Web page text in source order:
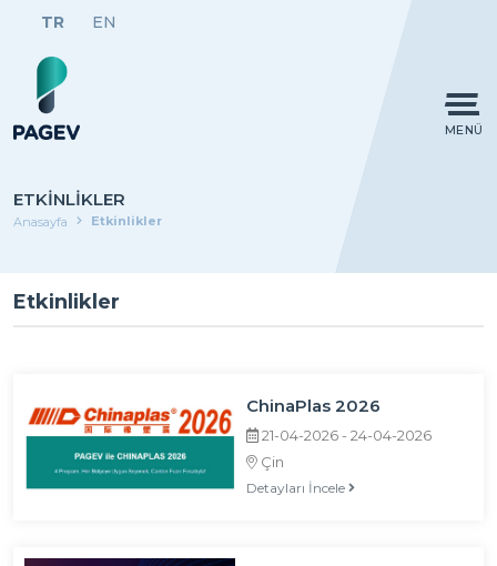
TR EN
MENÜ
ETKINLIKLER
Anasayfa Etkinlikler
Etkinlikler
ChinaPlas 2026
21-04-2026 - 24-04-2026
Çin
Detayları İncele